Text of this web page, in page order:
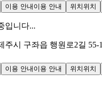
이용 안내 이용 안내 위치 위치
입니다...
주시 구좌읍 행원로2길 55-1
이용 안내 이용 안내 위치 위치